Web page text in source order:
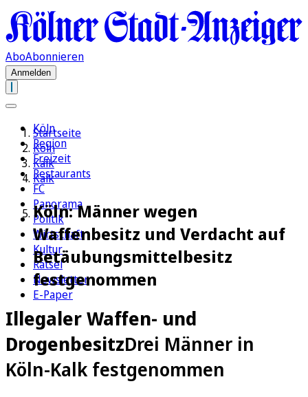
AboAbonnieren
Anmelden
Köln
Region
Freizeit
Restaurants
FC
Panorama
Politik
Wirtschaft
Kultur
Rätsel
Newsletter
E-Paper
Startseite
Köln
Kalk
Kalk
Köln: Männer wegen
Waffenbesitz und Verdacht auf
Betäubungsmittelbesitz
festgenommen
Illegaler Waffen- und
DrogenbesitzDrei Männer in
Köln-Kalk festgenommen